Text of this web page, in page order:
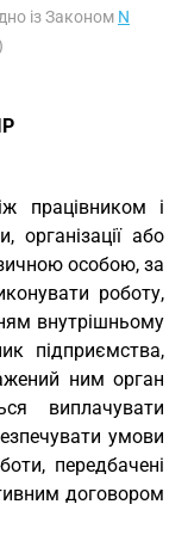
із Законом N
працівником і
організації або
особою, за
роботу,
внутрішньому
підприємства,
ним орган
виплачувати
умови
передбачені
договором